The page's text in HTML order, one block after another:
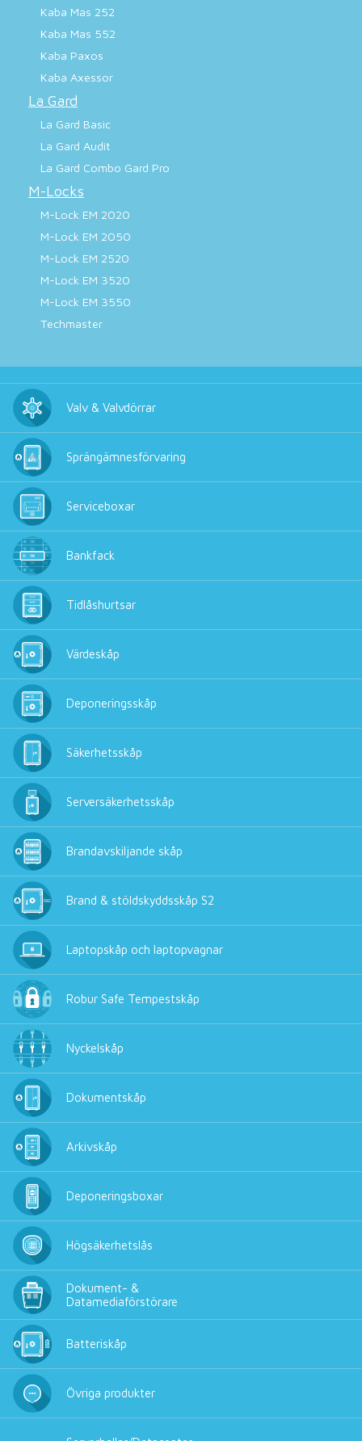
Kaba Mas 252
Kaba Mas 552
Kaba Paxos
Kaba Axessor
La Gard
La Gard Basic
La Gard Audit
La Gard Combo Gard Pro
M-Locks
M-Lock EM 2020
M-Lock EM 2050
M-Lock EM 2520
M-Lock EM 3520
M-Lock EM 3550
Techmaster
Valv & Valvdörrar
Sprängämnesförvaring
Serviceboxar
Bankfack
Tidlåshurtsar
Värdeskåp
Deponeringsskåp
Säkerhetsskåp
Serversäkerhetsskåp
Brandavskiljande skåp
Brand & stöldskyddsskåp S2
Laptopskåp och laptopvagnar
Robur Safe Tempestskåp
Nyckelskåp
Dokumentskåp
Arkivskåp
Deponeringsboxar
Högsäkerhetslås
Dokument- &
Datamediaförstörare
Batteriskåp
Övriga produkter